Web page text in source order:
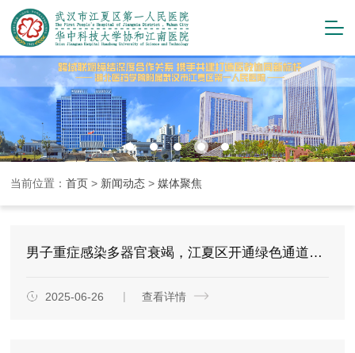
当前位置：首页 > 新闻动态 >媒体聚焦
男子重症感染多器官衰竭，江夏区开通绿色通道全力抢救
2025-06-26 查看详情